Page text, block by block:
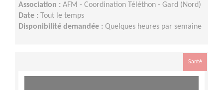
Association : AFM - Coordination Téléthon - Gard (Nord)
Date :
Tout le temps
Disponibilité demandée : Quelques heures par semaine
Santé